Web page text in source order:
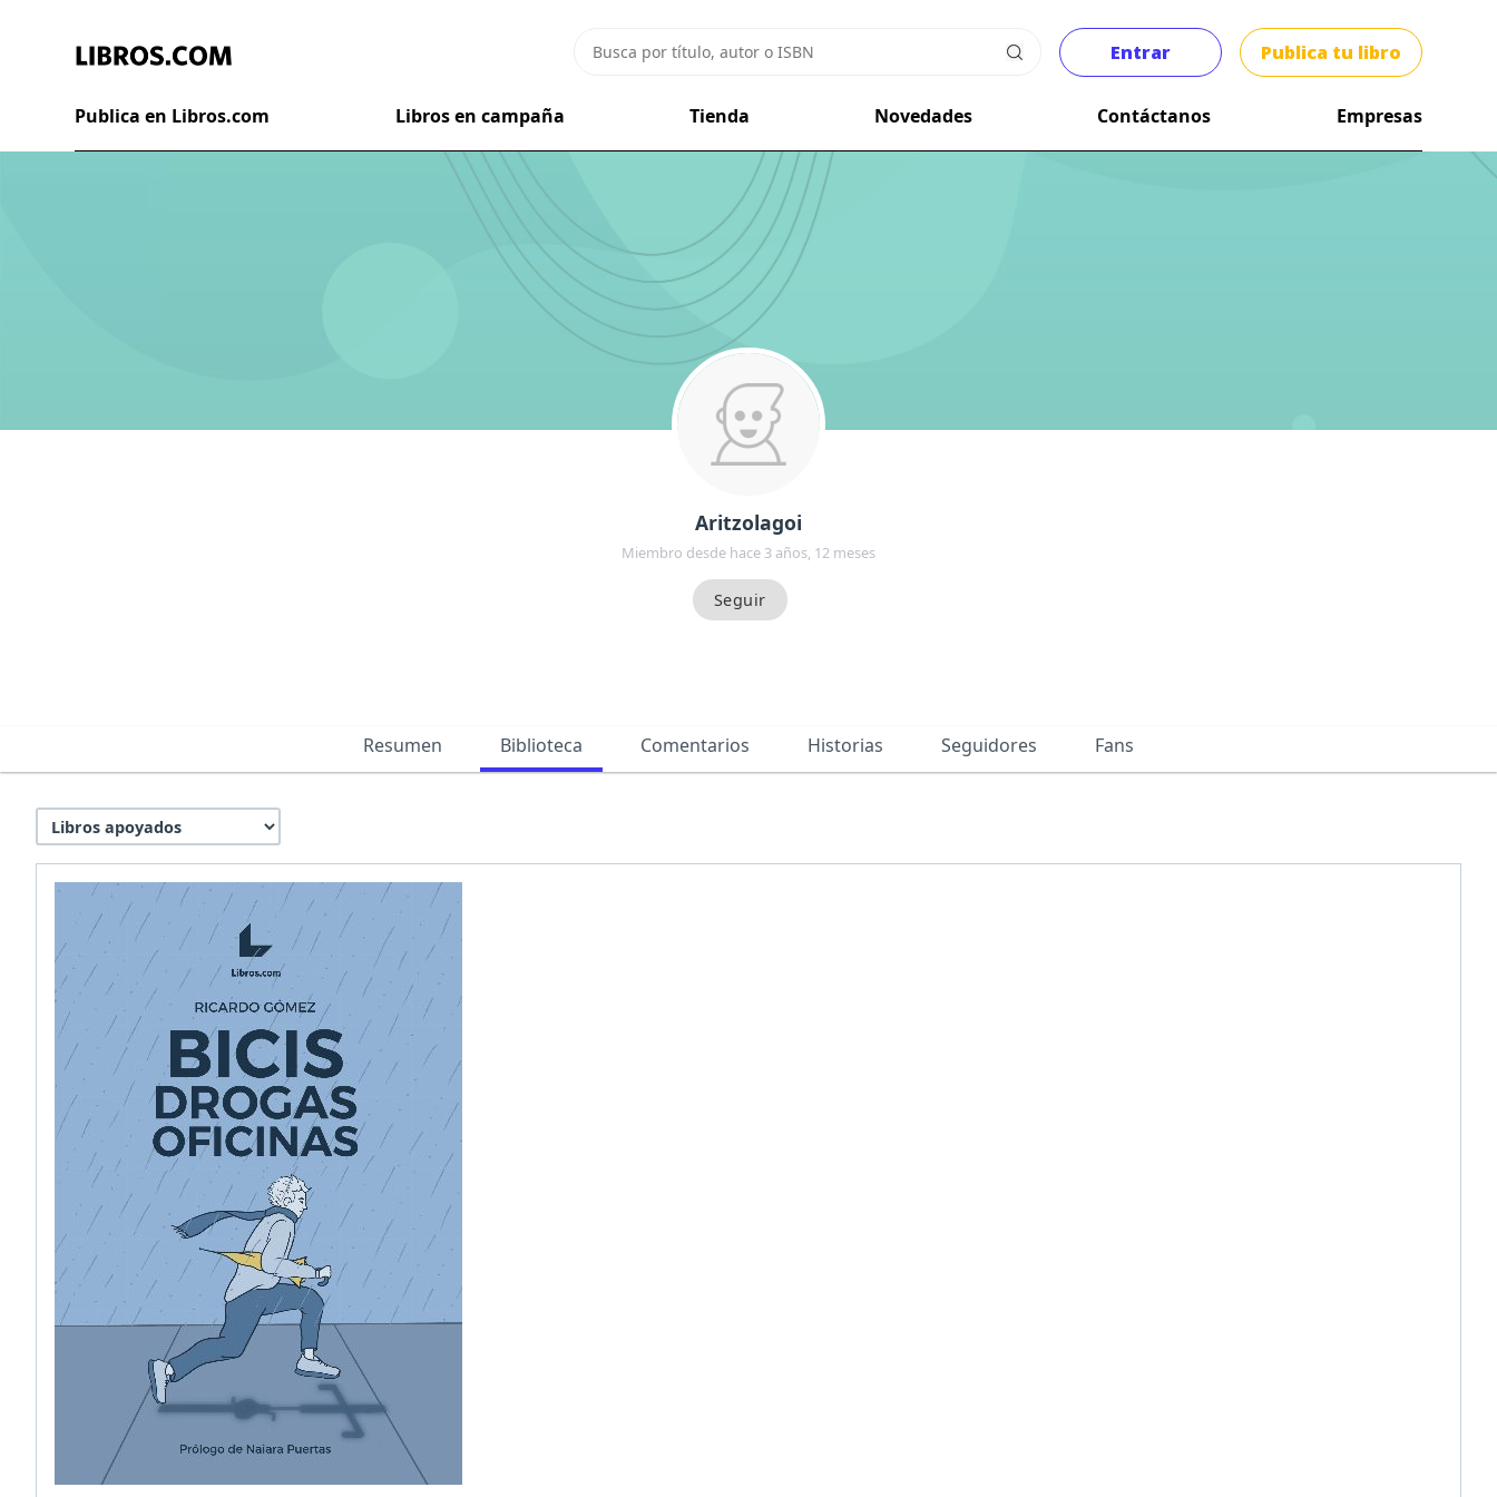
Entrar Publica tu libro
Publica en Libros.com Libros en campaña Tienda Novedades Contáctanos Empresas
Aritzolagoi
Miembro desde hace 3 años, 12 meses
Resumen Biblioteca Comentarios Historias Seguidores Fans